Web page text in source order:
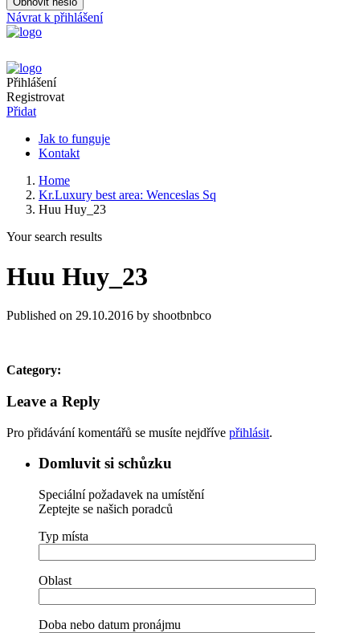
Návrat k přihlášení
Přihlášení
Registrovat
Přidat
Jak to funguje
Kontakt
Home
Kr.Luxury best area: Wenceslas Sq
Huu Huy_23
Your search results
Huu Huy_23
Published on 29.10.2016 by shootbnbco
Category:
Leave a Reply
Pro přidávání komentářů se musíte nejdříve přihlásit.
Domluvit si schůzku
Speciální požadavek na umístění
Zeptejte se našich poradců
Typ místa
Oblast
Doba nebo datum pronájmu